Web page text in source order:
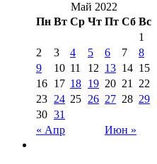
Май 2022
Пн Вт Ср Чт Пт Сб Вс
« Апр Июн »
1
2
3 4 5 6 7
8
9
10 11 12 13 14 15
16 17 18 19 20 21
22
23 24 25 26 27 28 29
30 31